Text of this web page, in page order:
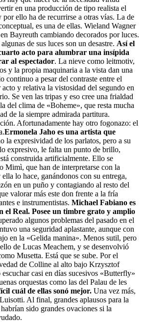
en una producción de tipo realista el
por ello ha de recurrirse a otras vías. La de
es una de ellas. Wieland Wagner
Bayreuth cambiando decorados por luces.
de sus luces son un desastre. Así el
acto para alumbrar una insípida
al espectador. La nieve como leitmotiv,
y la propia maquinaria a la vista dan una
continuo a pesar del contraste entre el
y relativa la vistosidad del segundo en
Se ven las tripas y eso cree una frialdad
del clima de «Boheme», que resta mucha
de la siempre admirada partitura.
Afortunadamente hay otro fogonazo: el
Ermonela Jaho es una artista que
la expresividad de los parlatos, pero a su
expresivo, le falta un punto de brillo,
construida artificialmente. Ello se
Mimì, que han de interpretarse con la
lo hace, ganándonos con su entrega,
en un puño y contagiando al resto del
valorar más este don frente a la fría
e instrumentistas. Michael Fabiano es
el Real. Posee un timbre grato y amplio
algunos problemas del pasado en el
una seguridad aplastante, aunque con
en la «Gelida manina». Menos sutil, pero
de Lucas Meachem, y se desenvolvió
Musetta. Está que se sube. Por el
de Colline al alto bajo Krzysztof
casi en días sucesivos «Butterfly»
orquestas como las del Palau de les
cuál de ellas sonó mejor. Una vez más,
Al final, grandes aplausos para la
sido grandes ovaciones si la